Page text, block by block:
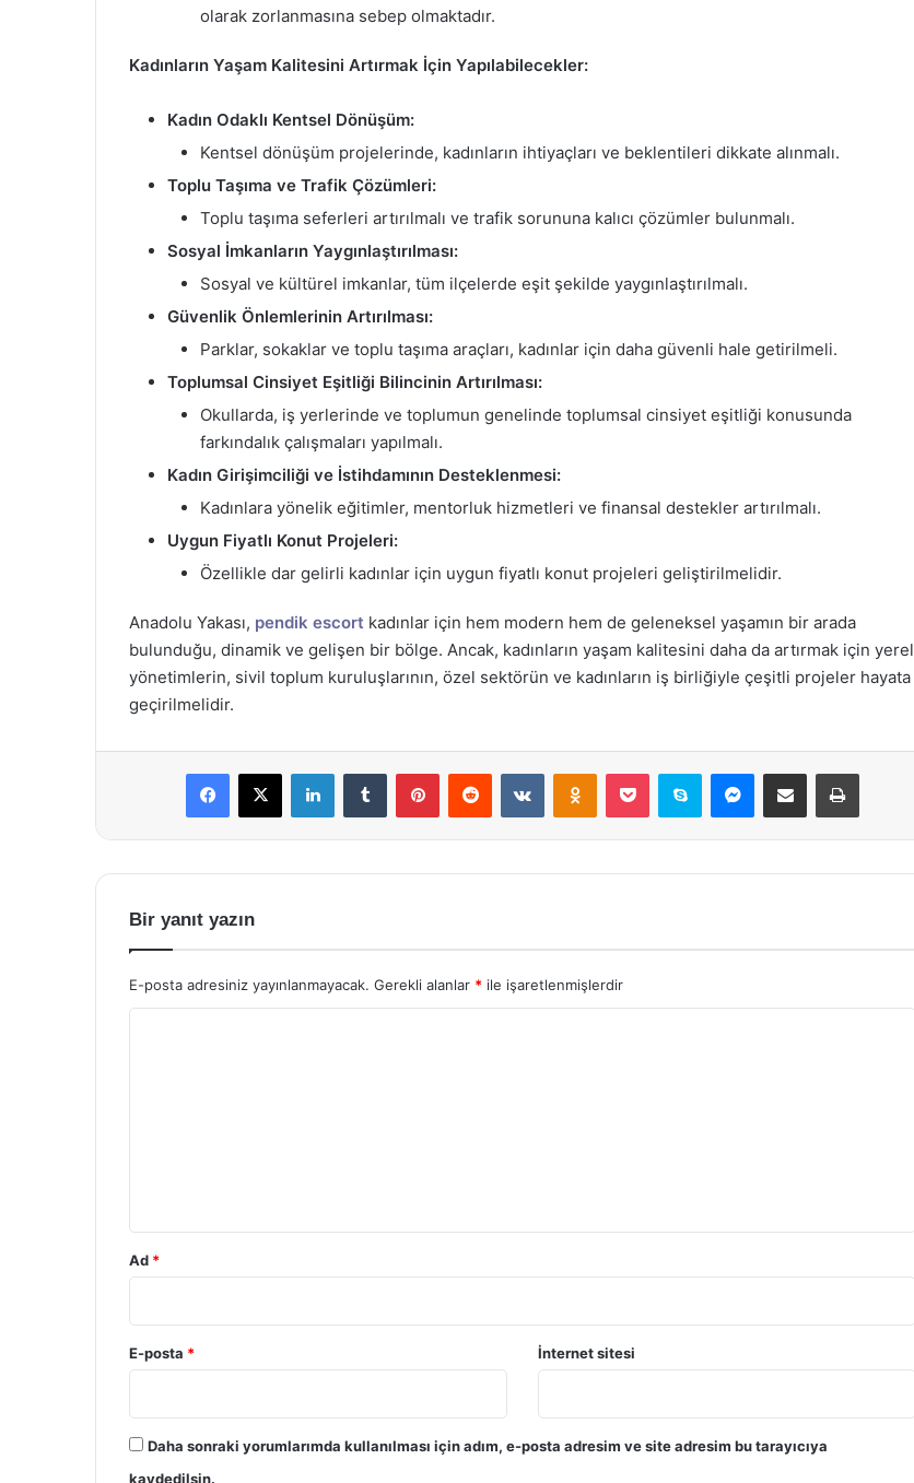
olarak zorlanmasına sebep olmaktadır.
Kadınların Yaşam Kalitesini Artırmak İçin Yapılabilecekler:
Kadın Odaklı Kentsel Dönüşüm:
Kentsel dönüşüm projelerinde, kadınların ihtiyaçları ve beklentileri dikkate alınmalı.
Toplu Taşıma ve Trafik Çözümleri:
Toplu taşıma seferleri artırılmalı ve trafik sorununa kalıcı çözümler bulunmalı.
Sosyal İmkanların Yaygınlaştırılması:
Sosyal ve kültürel imkanlar, tüm ilçelerde eşit şekilde yaygınlaştırılmalı.
Güvenlik Önlemlerinin Artırılması:
Parklar, sokaklar ve toplu taşıma araçları, kadınlar için daha güvenli hale getirilmeli.
Toplumsal Cinsiyet Eşitliği Bilincinin Artırılması:
Okullarda, iş yerlerinde ve toplumun genelinde toplumsal cinsiyet eşitliği konusunda
farkındalık çalışmaları yapılmalı.
Kadın Girişimciliği ve İstihdamının Desteklenmesi:
Kadınlara yönelik eğitimler, mentorluk hizmetleri ve finansal destekler artırılmalı.
Uygun Fiyatlı Konut Projeleri:
Özellikle dar gelirli kadınlar için uygun fiyatlı konut projeleri geliştirilmelidir.
Anadolu Yakası, pendik escort kadınlar için hem modern hem de geleneksel yaşamın bir arada
bulunduğu, dinamik ve gelişen bir bölge. Ancak, kadınların yaşam kalitesini daha da artırmak için yerel
yönetimlerin, sivil toplum kuruluşlarının, özel sektörün ve kadınların iş birliğiyle çeşitli projeler hayata
geçirilmelidir.
Facebook
X LinkedInTumblr PinterestReddit VKontakteOdnoklassniki
Pocket Skype Messenger
E-Posta ile paylaş Yazdır
Bir yanıt yazın
E-posta adresiniz yayınlanmayacak. Gerekli alanlar * ile işaretlenmişlerdir
Ad *
E-posta * İnternet sitesi
Daha sonraki yorumlarımda kullanılması için adım, e-posta adresim ve site adresim bu tarayıcıya
kaydedilsin.